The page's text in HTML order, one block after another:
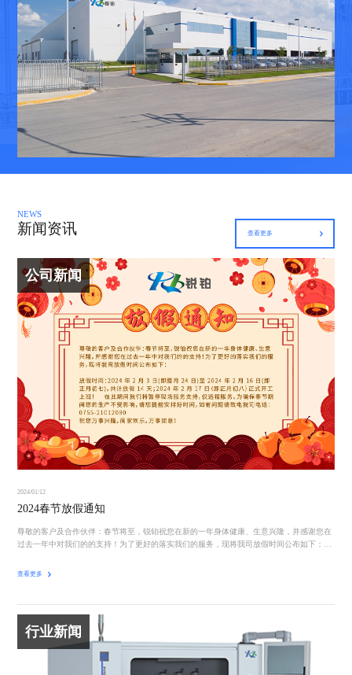
NEWS
新闻资讯 查看更多
公司新闻
2024/01/12
2024春节放假通知
尊敬的客户及合作伙伴：春节将至，锐铂祝您在新的一年身体健康、生意兴隆，并感谢您在
过去一年中对我们的的支持！为了更好的落实我们的服务，现将我司放假时间公布如下：新
查看更多
行业新闻